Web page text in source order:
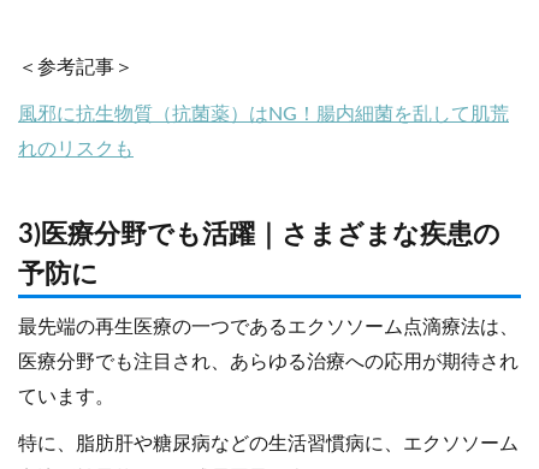
＜参考記事＞
風邪に抗生物質（抗菌薬）はNG！腸内細菌を乱して肌荒
れのリスクも
3)医療分野でも活躍｜さまざまな疾患の
予防に
最先端の再生医療の一つであるエクソソーム点滴療法は、
医療分野でも注目され、あらゆる治療への応用が期待され
ています。
特に、脂肪肝や糖尿病などの生活習慣病に、エクソソーム